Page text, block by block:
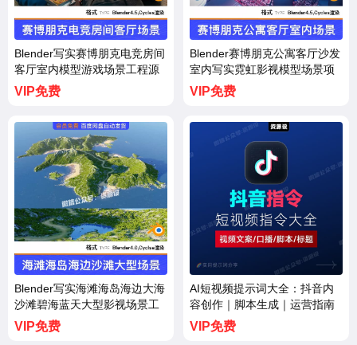
Blender写实赛博朋克电竞房间
客厅室内模型游戏场景工程源
文件【3744期】
VIP免费
Blender赛博朋克公寓客厅沙发
室内写实霓虹影视模型场景项
目文件【3743期】
VIP免费
Blender写实海滩海岛海边大海
沙滩碧海蓝天大型影视场景工
程文件【3739期】
VIP免费
AI短视频提示词大全：抖音内
容创作｜脚本生成｜运营指南
【3742期】
VIP免费